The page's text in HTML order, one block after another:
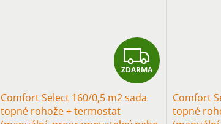
Z
D
ZDARMA
Comfort Select 160/0,5 m2 sada
topné rohože + termostat
Comfort
topné